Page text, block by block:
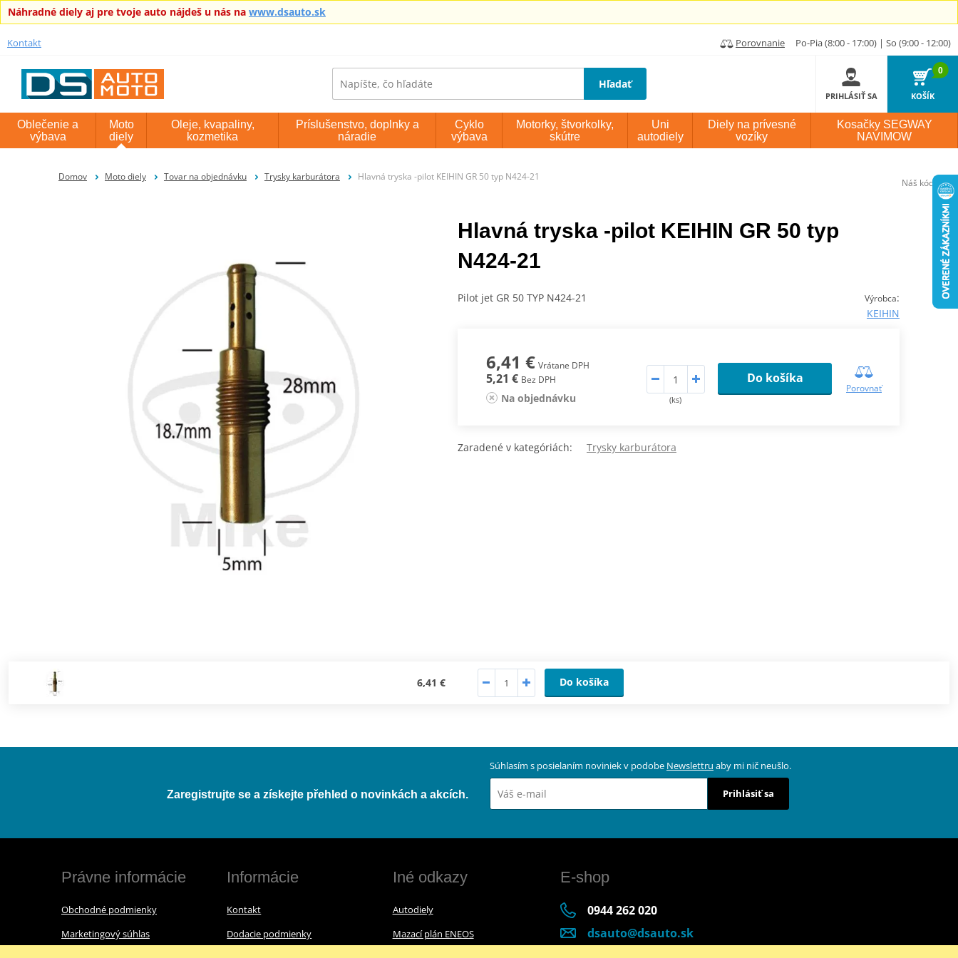
Náhradné diely aj pre tvoje auto nájdeš u nás na www.dsauto.sk
Kontakt Porovnanie Po-Pia (8:00 - 17:00) | So (9:00 - 12:00)
Hľadať
PRIHLÁSIŤ SA
0
KOŠÍK
Oblečenie a
výbava
Moto
diely
Oleje, kvapaliny,
kozmetika
Príslušenstvo, doplnky a
náradie
Cyklo
výbava
Motorky, štvorkolky,
skútre
Uni
autodiely
Diely na prívesné
vozíky
Kosačky SEGWAY
NAVIMOW
Domov Moto diely Tovar na objednávku Trysky karburátora Hlavná tryska -pilot KEIHIN GR 50 typ N424-21
Hlavná tryska -pilot KEIHIN GR 50 typ
N424-21
Výrobca:
KEIHIN
Pilot jet GR 50 TYP N424-21
6,41 € Vrátane DPH
5,21 € Bez DPH
Na objednávku (ks)
Do košíka
Porovnať
Zaradené v kategóriách: Trysky karburátora
6,41 € Do košíka
Náš kód: P487
Zaregistrujte se a získejte přehled o novinkách a akcích.
Súhlasím s posielaním noviniek v podobe Newslettru aby mi nič neušlo.
Prihlásiť sa
Právne informácie
Obchodné podmienky
Marketingový súhlas
Informácie
Kontakt
Dodacie podmienky
Iné odkazy
Autodiely
Mazací plán ENEOS
E-shop
0944 262 020
dsauto@dsauto.sk